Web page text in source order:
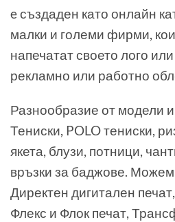
e създаден като онлайн
малки и големи фирми,
напечатат своето лого
рекламно или работно
Разнообразие от модели
Тениски, POLO тениски,
якета, блузи, потници,
връзки за баджове.
Директен дигитален
Флекс и Флок печат,